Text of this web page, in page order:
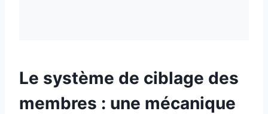
Le système de ciblage des
membres : une mécanique